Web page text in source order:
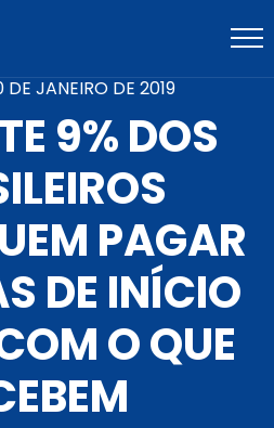
DE JANEIRO DE 2019
9% DOS
PAGAR
DE INÍCIO
O QUE